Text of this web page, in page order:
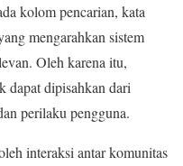
kolom pencarian, kata
mengarahkan sistem
Oleh karena itu,
dapat dipisahkan dari
perilaku pengguna.
interaksi antar komunitas